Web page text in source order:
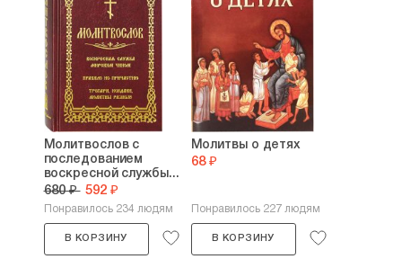
Молитвослов с
последованием
воскресной службы...
680 ₽ 592 ₽
Понравилось 234 людям
В КОРЗИНУ
Молитвы о детях
68 ₽
Понравилось 227 людям
В КОРЗИНУ